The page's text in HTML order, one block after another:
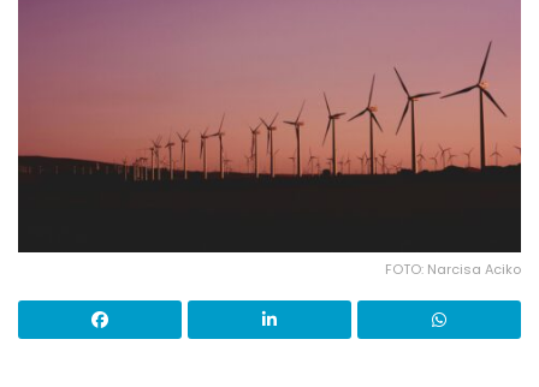
FOTO: Narcisa Aciko